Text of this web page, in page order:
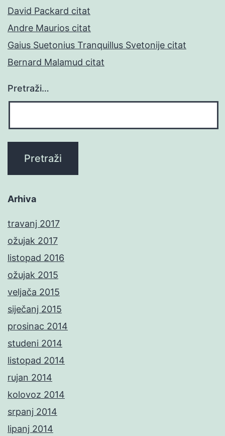
David Packard citat
Andre Maurios citat
Gaius Suetonius Tranquillus Svetonije citat
Bernard Malamud citat
Pretraži…
Arhiva
travanj 2017
ožujak 2017
listopad 2016
ožujak 2015
veljača 2015
siječanj 2015
prosinac 2014
studeni 2014
listopad 2014
rujan 2014
kolovoz 2014
srpanj 2014
lipanj 2014